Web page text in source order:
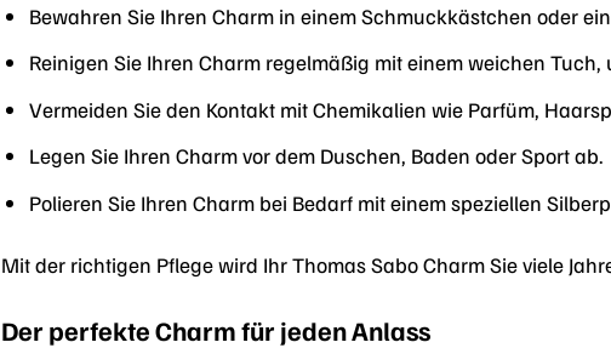
Bewahren Sie Ihren Charm in einem Schmuckkästchen oder
Reinigen Sie Ihren Charm regelmäßig mit einem weichen
Vermeiden Sie den Kontakt mit Chemikalien wie Parfüm,
Legen Sie Ihren Charm vor dem Duschen, Baden oder Sport ab.
Polieren Sie Ihren Charm bei Bedarf mit einem speziellen
Mit der richtigen Pflege wird Ihr Thomas Sabo Charm Sie viele
Der perfekte Charm für jeden Anlass